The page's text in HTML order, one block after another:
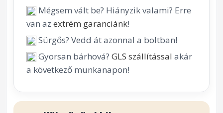
Mégsem vált be? Hiányzik valami? Erre
van az extrém garanciánk!
Sürgős? Vedd át azonnal a boltban!
Gyorsan bárhová? GLS szállítással akár
a következő munkanapon!